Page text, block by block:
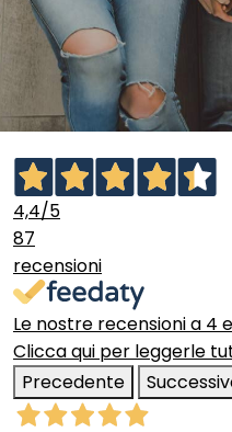
4,4/5
87
recensioni
Le nostre recensioni a 4
Clicca qui per leggerle
Precedente